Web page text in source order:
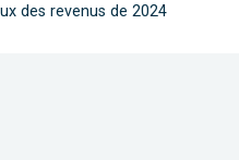
des revenus de 2024